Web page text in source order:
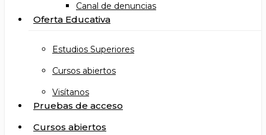
Canal de denuncias
Oferta Educativa
Estudios Superiores
Cursos abiertos
Visítanos
Pruebas de acceso
Cursos abiertos